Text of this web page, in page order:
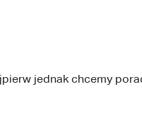
jednak chcemy